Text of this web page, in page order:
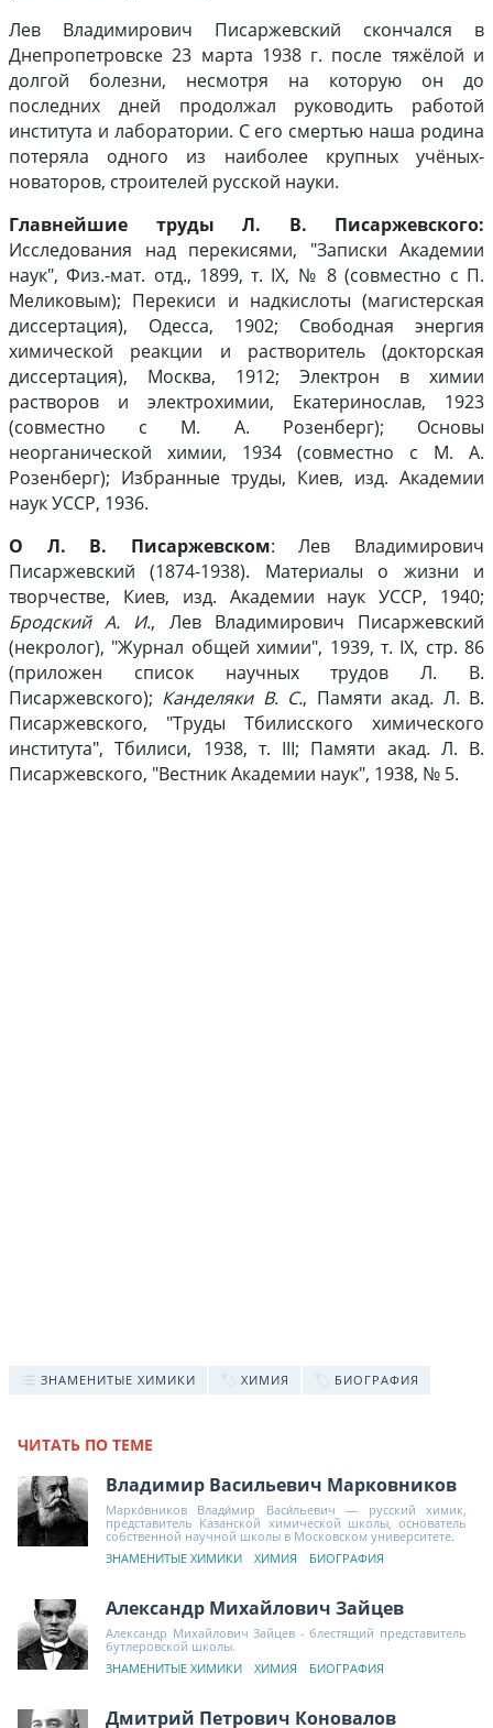
Лев Владимирович Писаржевский скончался в
Днепропетровске 23 марта 1938 г. после тяжёлой и
долгой болезни, несмотря на которую он до
последних дней продолжал руководить работой
института и лаборатории. С его смертью наша родина
потеряла одного из наиболее крупных учёных-
новаторов, строителей русской науки.
Главнейшие труды Л. В. Писаржевского:
Исследования над перекисями, "Записки Академии
наук", Физ.-мат. отд., 1899, т. IX, № 8 (совместно с П.
Меликовым); Перекиси и надкислоты (магистерская
диссертация), Одесса, 1902; Свободная энергия
химической реакции и растворитель (докторская
диссертация), Москва, 1912; Электрон в химии
растворов и электрохимии, Екатеринослав, 1923
(совместно с М. А. Розенберг); Основы
неорганической химии, 1934 (совместно с М. А.
Розенберг); Избранные труды, Киев, изд. Академии
наук УССР, 1936.
О Л. В. Писаржевском: Лев Владимирович
Писаржевский (1874-1938). Материалы о жизни и
творчестве, Киев, изд. Академии наук УССР, 1940;
Бродский А. И., Лев Владимирович Писаржевский
(некролог), "Журнал общей химии", 1939, т. IX, стр. 86
(приложен список научных трудов Л. В.
Писаржевского); Канделяки В. С., Памяти акад. Л. В.
Писаржевского, "Труды Тбилисского химического
института", Тбилиси, 1938, т. III; Памяти акад. Л. В.
Писаржевского, "Вестник Академии наук", 1938, № 5.
ЗНАМЕНИТЫЕ ХИМИКИ ХИМИЯ БИОГРАФИЯ
ЧИТАТЬ ПО ТЕМЕ
Владимир Васильевич Марковников
Марко́вников Влади́мир Васи́льевич — русский химик,
представитель Казанской химической школы, основатель
собственной научной школы в Московском университете.
ЗНАМЕНИТЫЕ ХИМИКИ
ХИМИЯ БИОГРАФИЯ
Александр Михайлович Зайцев
Александр Михайлович Зайцев - блестящий представитель
бутлеровской школы.
ЗНАМЕНИТЫЕ ХИМИКИ
ХИМИЯ БИОГРАФИЯ
Дмитрий Петрович Коновалов